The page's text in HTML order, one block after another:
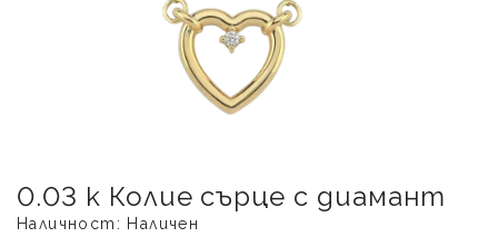
0.03 к Колие сърце с диамант
Наличност: Наличен